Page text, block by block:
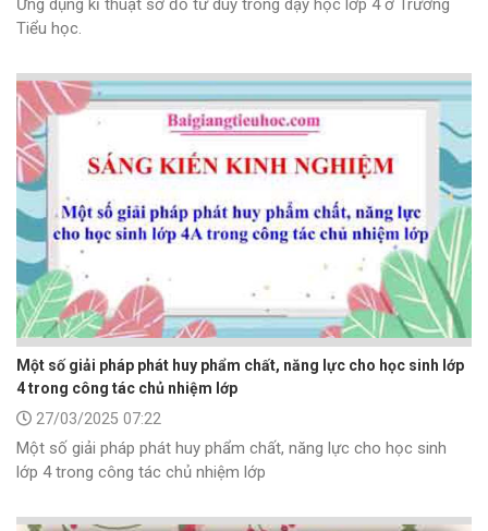
Ứng dụng kĩ thuật sơ đồ tư duy trong dạy học lớp 4 ở Trường
Tiểu học.
Một số giải pháp phát huy phẩm chất, năng lực cho học sinh lớp
4 trong công tác chủ nhiệm lớp
27/03/2025 07:22
Một số giải pháp phát huy phẩm chất, năng lực cho học sinh
lớp 4 trong công tác chủ nhiệm lớp